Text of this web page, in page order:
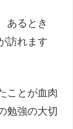
あるとき
訪れます
ことが血肉
勉強の大切